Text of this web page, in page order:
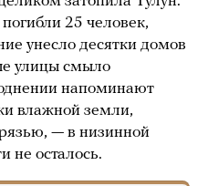
25 человек,
унесло десятки домов
улицы смыло
напоминают
влажной земли,
— в низинной
не осталось.